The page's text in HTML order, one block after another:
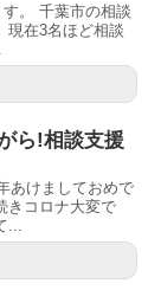
。 千葉市の相談
現在3名ほど相談
ら!相談支援
あけましておめで
きコロナ大変で